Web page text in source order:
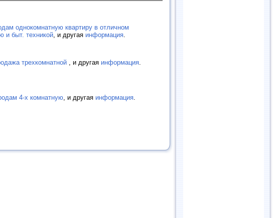
однокомнатную квартиру в отличном
и быт. техникой , и другая информация
трехкомнатной , и другая информация
4-х комнатную , и другая информация